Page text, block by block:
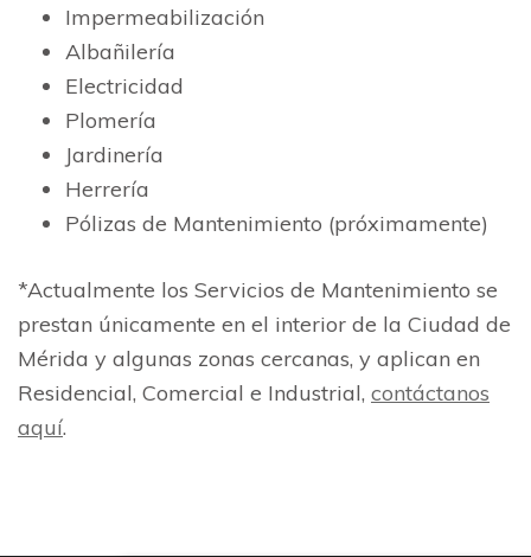
Impermeabilización
Albañilería
Electricidad
Plomería
Jardinería
Herrería
Pólizas de Mantenimiento (próximamente)
*Actualmente los Servicios de Mantenimiento se
prestan únicamente en el interior de la Ciudad de
Mérida y algunas zonas cercanas, y aplican en
Residencial, Comercial e Industrial, contáctanos
aquí.